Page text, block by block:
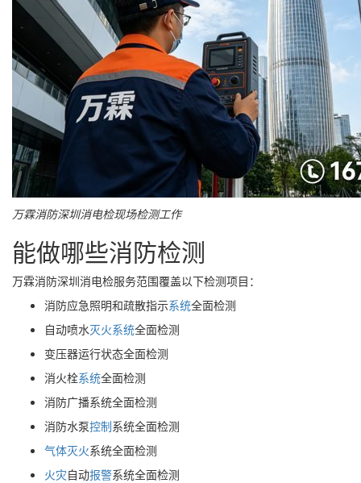
万霖消防深圳消电检现场检测工作
能做哪些消防检测
万霖消防深圳消电检服务范围覆盖以下检测项目：
消防应急照明和疏散指示系统全面检测
自动喷水灭火系统全面检测
变压器运行状态全面检测
消火栓系统全面检测
消防广播系统全面检测
消防水泵控制系统全面检测
气体灭火系统全面检测
火灾自动报警系统全面检测